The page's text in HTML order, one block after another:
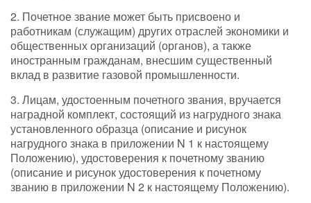
2. Почетное звание может быть присвоено и
работникам (служащим) других отраслей экономики и
общественных организаций (органов), а также
иностранным гражданам, внесшим существенный
вклад в развитие газовой промышленности.
3. Лицам, удостоенным почетного звания, вручается
наградной комплект, состоящий из нагрудного знака
установленного образца (описание и рисунок
нагрудного знака в приложении N 1 к настоящему
Положению), удостоверения к почетному званию
(описание и рисунок удостоверения к почетному
званию в приложении N 2 к настоящему Положению).